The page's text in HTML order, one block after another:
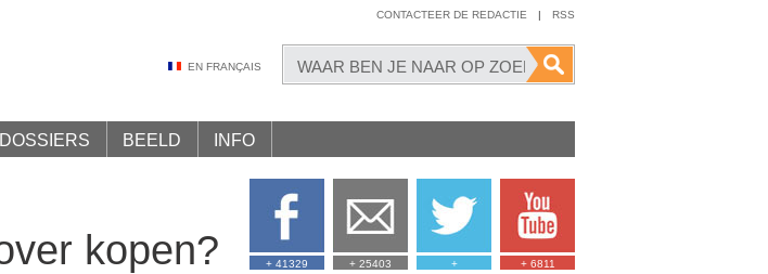
CONTACTEER DE REDACTIE | RSS
EN FRANÇAIS
DOSSIERS BEELD INFO
kopen? + 41329 + 25403 + + 6811